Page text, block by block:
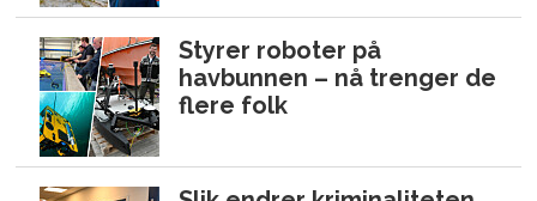
Styrer roboter på
havbunnen – nå trenger de
flere folk